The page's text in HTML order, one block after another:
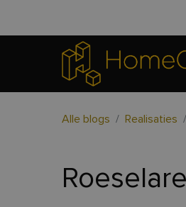
Alle blogs Realisaties